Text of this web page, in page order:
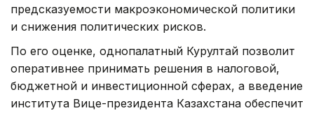
предсказуемости макроэкономической политики
и снижения политических рисков.
По его оценке, однопалатный Курултай позволит
оперативнее принимать решения в налоговой,
бюджетной и инвестиционной сферах, а введение
института Вице-президента Казахстана обеспечит